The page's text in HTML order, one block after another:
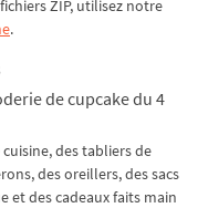
ZIP, utilisez notre
.
de cupcake du 4
des tabliers de
des oreillers, des sacs
et des cadeaux faits main